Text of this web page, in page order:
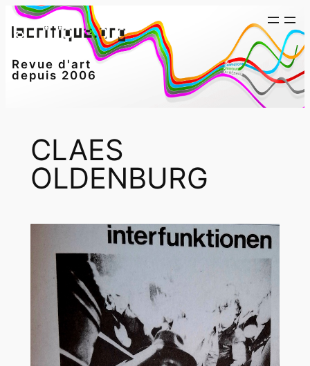
Aller
au
Revue d'art
depuis 2006
CLAES
OLDENBURG